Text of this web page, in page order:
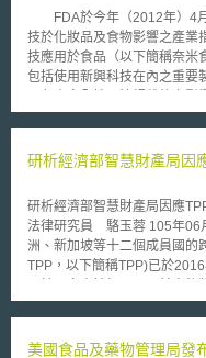
立大學法人化相關政策[3]而
Licensing Organization）（
的商品化[4]，在這樣校內、外
的研發成果有著深入的認識，
「大學技術移轉促進法」（「
組織[6]，可為股份有限公司型
發成果之技術評鑑、接受國有
（相當於我國智慧財產局）提
人企業、回饋一定比例之技術
究單位之創新公司（Start-up
Company），促使大學、研
新設公司必要資金，擴展研究
重要任務[7]。 一、東京大學百分之百持股的技術控股股份有限公司
FDA於今年（2012年）4月
技於化妝品及食物影響之產業
技應用於食品（以下簡稱奈米
包括使用新興科技在內之重要
Assessing the Effects of
Food Ingredients and Food
品包裝之安全性，有較為具體之說明。 於新興科技衍
草案中，明確表示奈米科技為
文件並不代表FDA認定所有內
依據奈米食品之特性，應進行
評估，新興科技產業指引草案
研析經濟部智慧財產局因
研析經濟部智慧財產局因應TPP所提專利法
法律研究員 駱玉蓉 105年06月17日 壹、前言 包含美國
洲、新加坡等十二個成員國的
TPP，以下簡稱TPP)已於
印尼。 因應我國推動加入TPP，現行的專利法(以下簡稱本法) 、商標法
修法調整。經濟部智慧財產
美國食品及藥物管理局發